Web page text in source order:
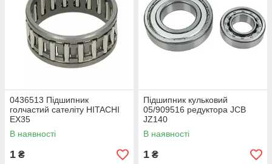
0436513 Підшипник
голчастий сателіту HITACHI
EX35
В наявності
1 ₴
Підшипник кульковий
05/909516 редуктора JCB
JZ140
В наявності
1 ₴